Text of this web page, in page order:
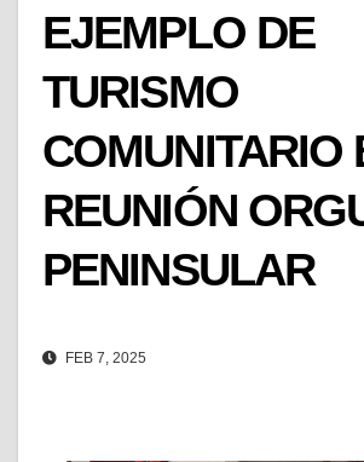
EJEMPLO DE
TURISMO
COMUNITARIO
REUNIÓN
PENINSULAR
FEB 7, 2025